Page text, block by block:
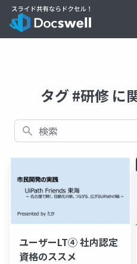
タグ #研修 に
検索
ユーザーLT④ 社内認定
資格のススメ